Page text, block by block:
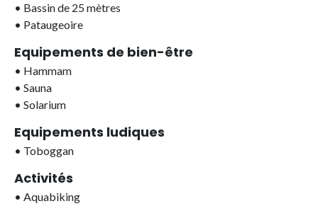
• Bassin de 25 mètres
• Pataugeoire
Equipements de bien-être
• Hammam
• Sauna
• Solarium
Equipements ludiques
• Toboggan
Activités
• Aquabiking